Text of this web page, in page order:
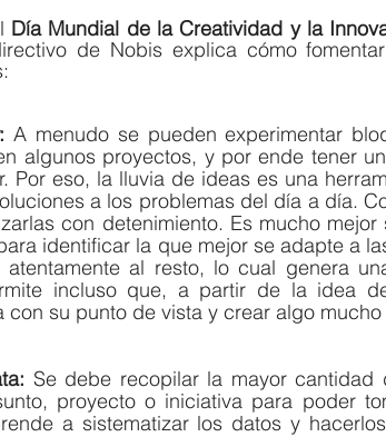
Día Mundial de la Creatividad y la
de Nobis explica cómo
A menudo se pueden experimentar
algunos proyectos, y por ende tener
Por eso, la lluvia de ideas es una
a los problemas del día a día.
con detenimiento. Es mucho
identificar la que mejor se adapte a
atentamente al resto, lo cual genera
incluso que, a partir de la idea
con su punto de vista y crear algo
Se debe recopilar la mayor cantidad
proyecto o iniciativa para poder
a sistematizar los datos y